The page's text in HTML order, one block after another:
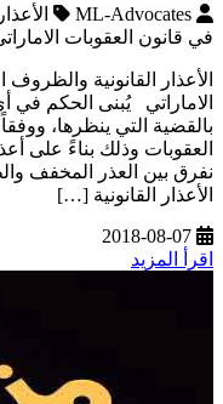
ML-Advocates
في قانون العقوبات
الأعذار القانونیة
الاماراتي يُبنى الحكم
بالقضية التي ينظرها،
العقوبات وذلك بناءً على
نفرق بين العذر المخفف
الأعذار القانونية […]
2018-08-07
اقرأ المزيد